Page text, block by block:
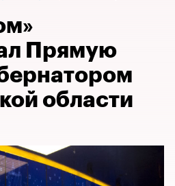
Прямую
области